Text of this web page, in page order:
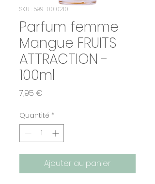
SKU : 599-0010210
Parfum femme
Mangue FRUITS
ATTRACTION -
100ml
7,95 €
Quantité *
Ajouter au panier